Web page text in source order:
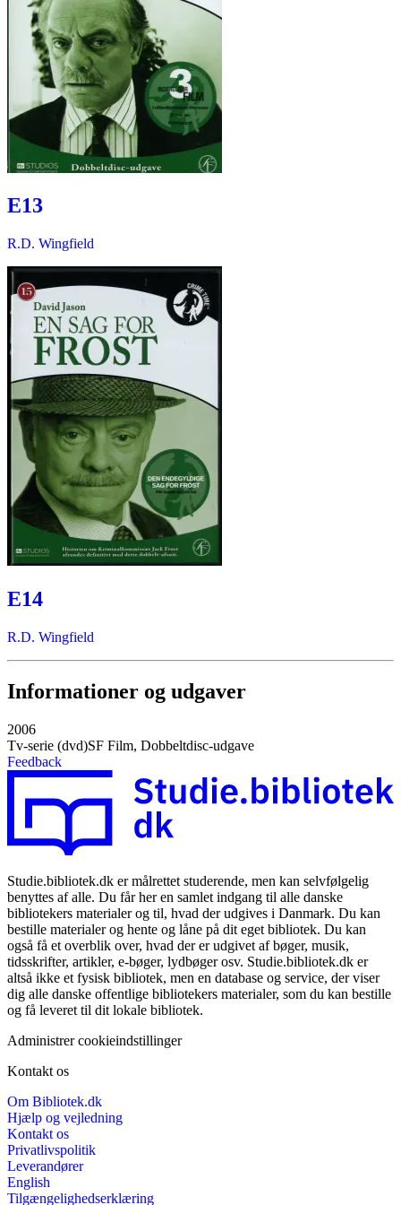
E13
R.D. Wingfield
E14
R.D. Wingfield
Informationer og udgaver
2006
Tv-serie (dvd)SF Film, Dobbeltdisc-udgave
Feedback
Studie.bibliotek.dk er målrettet studerende, men kan selvfølgelig
benyttes af alle. Du får her en samlet indgang til alle danske
bibliotekers materialer og til, hvad der udgives i Danmark. Du kan
bestille materialer og hente og låne på dit eget bibliotek. Du kan
også få et overblik over, hvad der er udgivet af bøger, musik,
tidsskrifter, artikler, e-bøger, lydbøger osv. Studie.bibliotek.dk er
altså ikke et fysisk bibliotek, men en database og service, der viser
dig alle danske offentlige bibliotekers materialer, som du kan bestille
og få leveret til dit lokale bibliotek.
Administrer cookieindstillinger
Kontakt os
Om Bibliotek.dk
Hjælp og vejledning
Kontakt os
Privatlivspolitik
Leverandører
English
Tilgængelighedserklæring